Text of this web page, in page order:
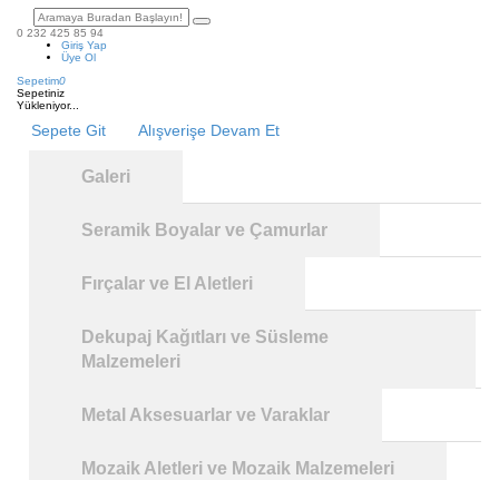
0 232 425 85 94
Giriş Yap
Üye Ol
Sepetim0
Sepetiniz
Yükleniyor...
Sepete Git Alışverişe Devam Et
Galeri
Seramik Boyalar ve Çamurlar
Fırçalar ve El Aletleri
Dekupaj Kağıtları ve Süsleme
Malzemeleri
Metal Aksesuarlar ve Varaklar
Mozaik Aletleri ve Mozaik Malzemeleri